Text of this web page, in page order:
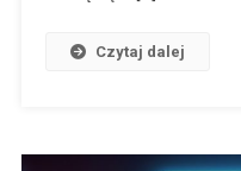
Czytaj dalej